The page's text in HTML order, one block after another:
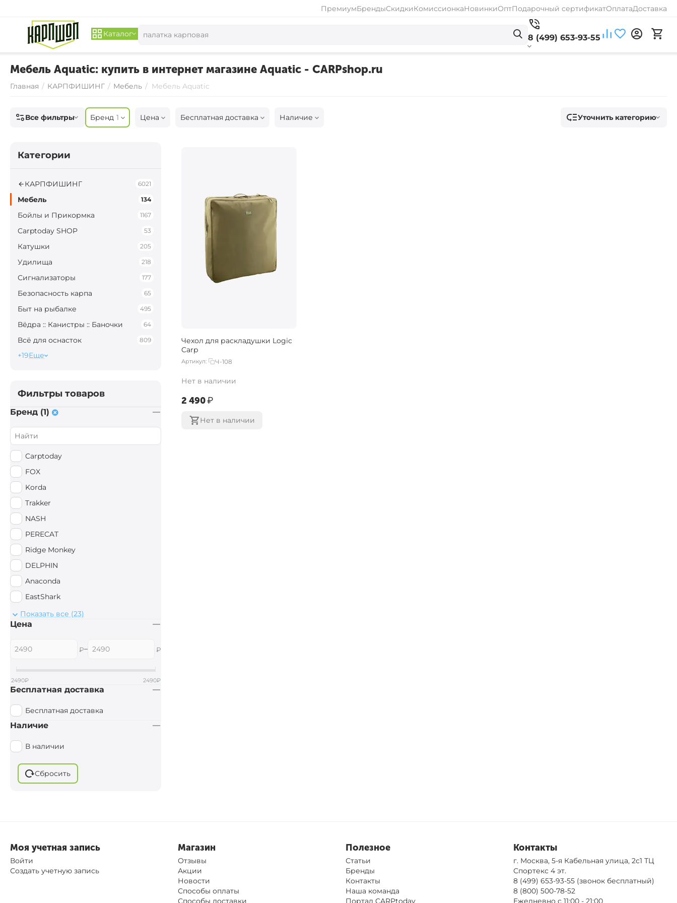
ПремиумБрендыСкидкиКомиссионкаНовинкиОптПодарочный сертификатОплатаДоставка
Каталог 8 (499) 653-93-55
Мебель Aquatic: купить в интернет магазине Aquatic - CARPshop.ru
Главная / КАРПФИШИНГ / Мебель / Мебель Aquatic
Все фильтры Бренд 1 Цена Бесплатная доставка Наличие Уточнить категорию
Чехол для раскладушки Logic
Carp
Артикул: Ч-108
Нет в наличии
‍2 490‍₽
Нет в наличии
Категории
КАРПФИШИНГ 6021
Мебель 134
Бойлы и Прикормка 1167
Carptoday SHOP 53
Катушки 205
Удилища 218
Сигнализаторы 177
Безопасность карпа 65
Быт на рыбалке 495
Вёдра :: Канистры :: Баночки 64
Всё для оснасток 809
+19Еще
Фильтры товаров
Бренд (1)
Carptoday
FOX
Korda
Trakker
NASH
PERECAT
Ridge Monkey
DELPHIN
Anaconda
EastShark
Sonik
AVID CARP
Prologic
Carp Pro
D.A.M.
Carpking
BoyaBY
Показать все (23)
Цена
₽– ₽
2490₽ 2490₽
Бесплатная доставка
Бесплатная доставка
Наличие
В наличии
Сбросить
Моя учетная запись
Войти
Создать учетную запись
Магазин
Отзывы
Акции
Новости
Способы оплаты
Способы доставки
Полезное
Статьи
Бренды
Контакты
Наша команда
Портал CARPtoday
Контакты
г. Москва, 5-я Кабельная улица, 2с1 ТЦ
Спортекс 4 эт.
8 (499) 653-93-55(звонок бесплатный)
8 (800) 500-78-52
Ежедневно с 11:00 - 21:00